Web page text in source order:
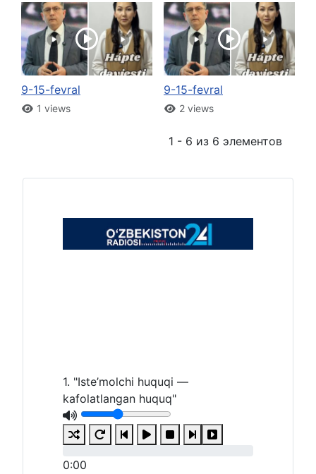
1. "Iste’molchi huquqi —
kafolatlangan huquq"
0:00
9-15-fevral
1 views
9-15-fevral
2 views
1 - 6 из 6 элементов